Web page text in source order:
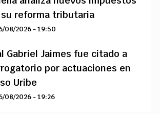
su reforma tributaria
08/2026 - 19:50
Gabriel Jaimes fue citado a
por actuaciones en
Uribe
08/2026 - 19:26